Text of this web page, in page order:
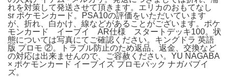
れを対策して発送させて頂きます。エリカのおもてなし
sr ポケモンカード。PSA10の評価をいただいています
が、折れ、白かけ、線などがあることがございます。ポケ
モンカード イーブイ AR仕様 スタートデッキ100。状
態については写真にてご確認ください。キングドラ 英語
版 プロモ ②。トラブル防止のため返品、返金、交換など
の対応は出来ませんので、ご容赦ください。YU NAGABA
× ポケモンカード イーブイズ プロモパック ナガバブイ
ズ。